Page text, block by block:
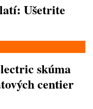
Ušetrite
skúma
centier